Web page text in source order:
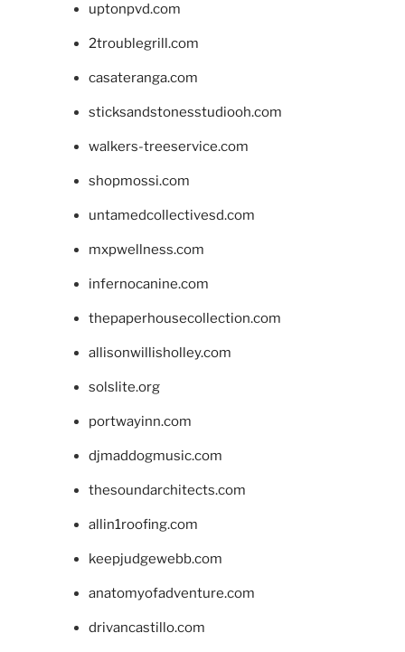
uptonpvd.com
2troublegrill.com
casateranga.com
sticksandstonesstudiooh.com
walkers-treeservice.com
shopmossi.com
untamedcollectivesd.com
mxpwellness.com
infernocanine.com
thepaperhousecollection.com
allisonwillisholley.com
solslite.org
portwayinn.com
djmaddogmusic.com
thesoundarchitects.com
allin1roofing.com
keepjudgewebb.com
anatomyofadventure.com
drivancastillo.com